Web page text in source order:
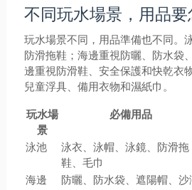
不同玩水場景，用品要
玩水場景不同，用品準備也不同。
防滑拖鞋；海邊重視防曬、防水袋
邊重視防滑鞋、安全保護和快乾衣
兒童浮具、備用衣物和濕紙巾。
玩水場
景
必備用品
泳池
泳衣、泳帽、泳鏡、防滑拖
鞋、毛巾
海邊
防曬、防水袋、遮陽帽、沙